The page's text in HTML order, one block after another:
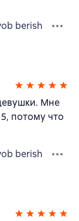
berish
Мне
потому что
berish